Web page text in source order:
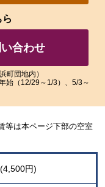
い
だ
ま
合わせ
町団地内）
始（12/29～1/3）、5/3～
等は本ページ下部の空室
(4,500円)